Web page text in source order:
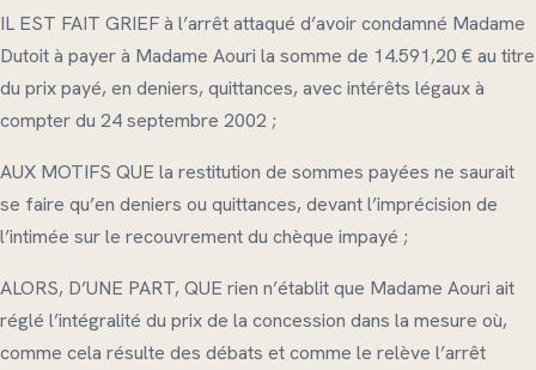
IL EST FAIT GRIEF à l’arrêt attaqué d’avoir condamné Madame
Dutoit à payer à Madame Aouri la somme de 14.591,20 € au titre
du prix payé, en deniers, quittances, avec intérêts légaux à
compter du 24 septembre 2002 ;
AUX MOTIFS QUE la restitution de sommes payées ne saurait
se faire qu’en deniers ou quittances, devant l’imprécision de
l’intimée sur le recouvrement du chèque impayé ;
ALORS, D’UNE PART, QUE rien n’établit que Madame Aouri ait
réglé l’intégralité du prix de la concession dans la mesure où,
comme cela résulte des débats et comme le relève l’arrêt